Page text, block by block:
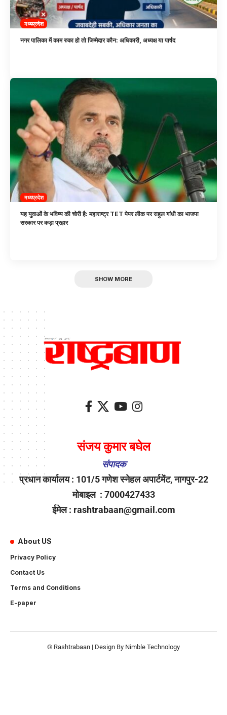
मध्यप्रदेश
नगर पालिका में काम रुका हो तो जिम्मेदार कौन: अधिकारी, अध्यक्ष या पार्षद
मध्यप्रदेश
यह युवाओं के भविष्य की चोरी है: महाराष्ट्र TET पेपर लीक पर राहुल गांधी का भाजपा
सरकार पर कड़ा प्रहार
SHOW MORE
संजय कुमार बघेल
संपादक
प्रधान कार्यालय : 101/5 गणेश स्नेहल अपार्टमेंट, नागपुर-22
मोबाइल : 7000427433
ईमेल : rashtrabaan@gmail.com
About US
Privacy Policy
Contact Us
Terms and Conditions
E-paper
© Rashtrabaan | Design By Nimble Technology